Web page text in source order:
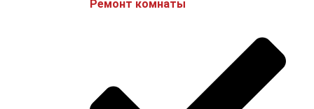
Ремонт комнаты